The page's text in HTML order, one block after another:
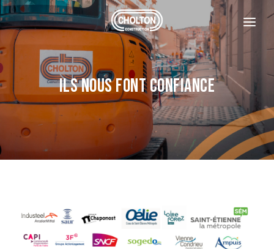
L'ENTREPRISE
NOS CLIENTS
CONTACT
CONTACTEZ-NOUS
REJOIGNEZ-NOUS
Ils nous font confiance